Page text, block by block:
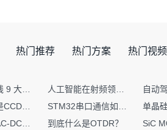
热门推荐 热门方案 热门视频
到底什么是OTDR？